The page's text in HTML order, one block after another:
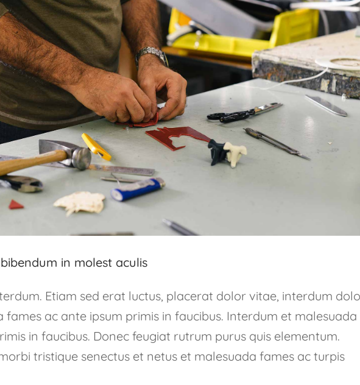
in molest aculis
Etiam sed erat luctus, placerat dolor vitae, interdum
fames ac ante ipsum primis in faucibus. Interdum et malesuada
in faucibus. Donec feugiat rutrum purus quis elementum.
tristique senectus et netus et malesuada fames ac turpis